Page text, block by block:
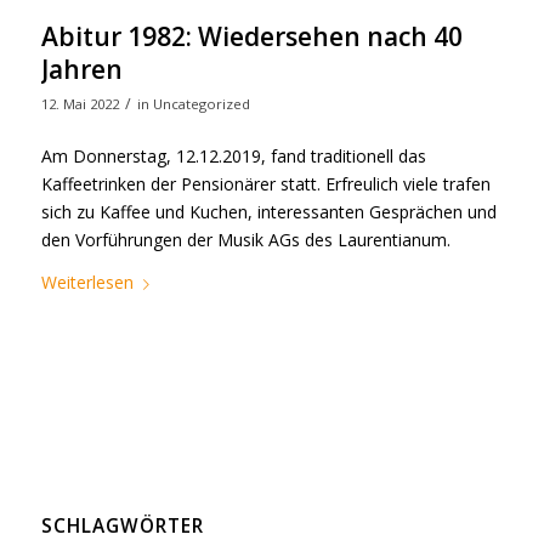
Abitur 1982: Wiedersehen nach 40
Jahren
12. Mai 2022 / in Uncategorized
Am Donnerstag, 12.12.2019, fand traditionell das
Kaffeetrinken der Pensionärer statt. Erfreulich viele trafen
sich zu Kaffee und Kuchen, interessanten Gesprächen und
den Vorführungen der Musik AGs des Laurentianum.
Weiterlesen
SCHLAGWÖRTER